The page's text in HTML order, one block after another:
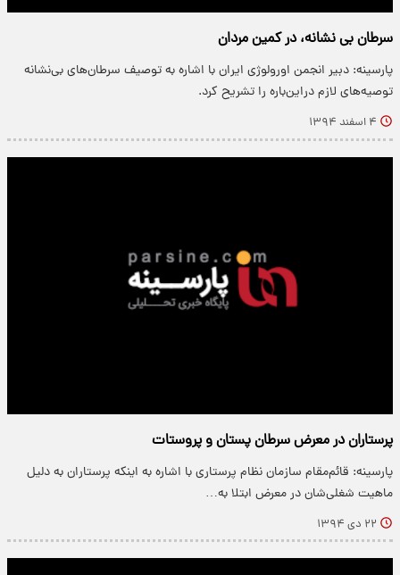
سرطان بی نشانه، در کمین مردان
پارسینه: دبیر انجمن اورولوژی ایران با اشاره به توصیف سرطان‌های بی‌نشانه
توصیه‌های لازم دراین‌باره را تشریح کرد.
۴ اسفند ۱۳۹۴
پرستاران در معرض سرطان پستان و پروستات
پارسینه: قائم‌مقام سازمان نظام پرستاری با اشاره به اینکه پرستاران به دلیل
ماهیت شغلی‌شان در معرض ابتلا به…
۲۲ دی ۱۳۹۴